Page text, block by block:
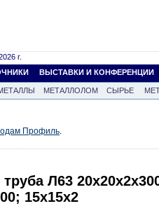
г.
ВЫСТАВКИ И КОНФЕРЕНЦИИ
МЕТАЛЛОЛОМ СЫРЬЕ
Профиль.
Л63
15х15х2